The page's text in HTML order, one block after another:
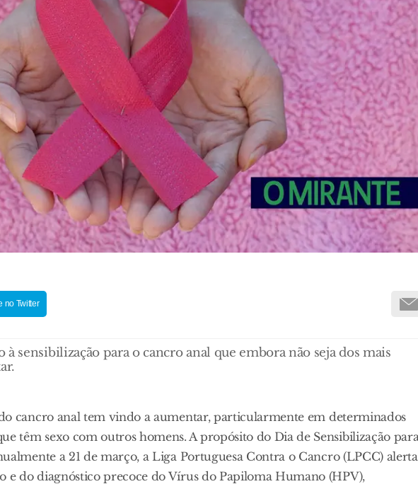
no Twitter
à sensibilização para o cancro anal que embora não seja dos mais
cancro anal tem vindo a aumentar, particularmente em determinados
têm sexo com outros homens. A propósito do Dia de Sensibilização
a 21 de março, a Liga Portuguesa Contra o Cancro (LPCC) alerta
e do diagnóstico precoce do Vírus do Papiloma Humano (HPV),